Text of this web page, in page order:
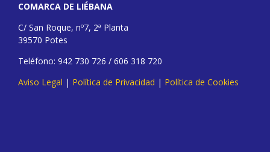
COMARCA DE LIÉBANA
C/ San Roque, nº7, 2ª Planta
39570 Potes
Teléfono: 942 730 726 / 606 318 720
Aviso Legal | Política de Privacidad | Política de Cookies